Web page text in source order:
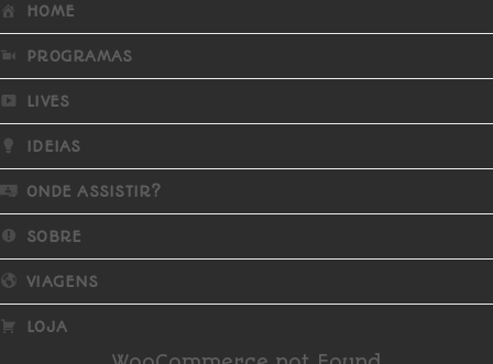
HOME
PROGRAMAS
LIVES
IDEIAS
ONDE ASSISTIR?
SOBRE
VIAGENS
LOJA